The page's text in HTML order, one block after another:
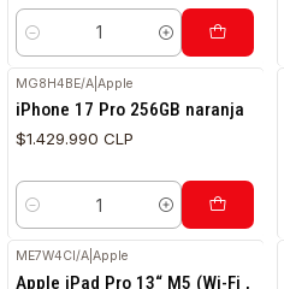
Cantidad
MG8H4BE/A |Apple
iPhone 17 Pro 256GB naranja
$1.429.990 CLP
Cantidad
ME7W4CI/A |Apple
Apple iPad Pro 13“ M5 (Wi-Fi ,